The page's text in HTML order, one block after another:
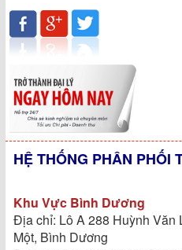
HỆ THỐNG PHÂN PHỐI
Khu Vực Bình Dương
Địa chỉ: Lô A 288 Huỳnh Văn
Một, Bình Dương